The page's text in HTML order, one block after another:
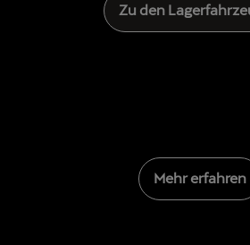
Zu den
Mehr erfahren